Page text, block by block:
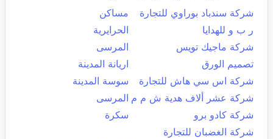
شركة سندباد بوراوي للتجارة
مساكن
ر ب و للهدايا
الحرايرية
شركة ماجيك تويس
المرسى
تصميم الورق
اريانة المدينة
شركة اس سي هاش للتجارة
سوسة المدينة
شركة عشر ألاف هدية ش م م المرسى
شركة كادو برو
سكرة
شركة الغضبان للتجارة